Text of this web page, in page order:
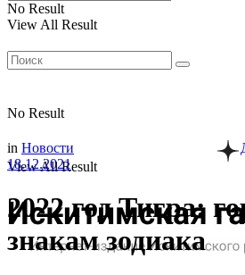
No Result
View All Result
No Result
View All Result
in Новости
18.12.2021
2022 год Тигра:
знакам зодиака